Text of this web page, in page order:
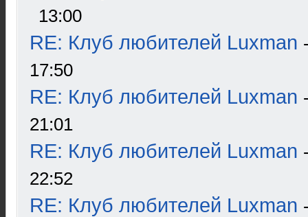
13:00
RE: Клуб любителей Luxman
17:50
RE: Клуб любителей Luxman
21:01
RE: Клуб любителей Luxman
22:52
RE: Клуб любителей Luxman